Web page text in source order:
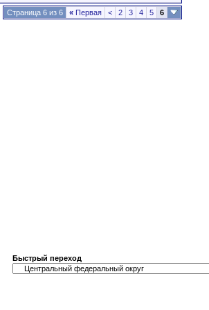
Страница 6 из 6 « Первая < 2 3 4 5 6
Быстрый переход